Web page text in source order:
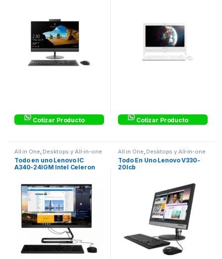
Cotizar Producto Cotizar Producto
All in One Desktops y All-in-one
Todo en uno Lenovo IC
A340-24IGM Intel Celeron
128GB Memoria 4GB
Windows 11 Home color
Negro – F0E7006LLD
All in One Desktops y All-in-one
Todo En Uno Lenovo V330-
20Icb